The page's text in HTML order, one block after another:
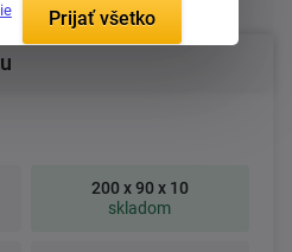
200 x 90 x 10
skladom
Prijať všetko